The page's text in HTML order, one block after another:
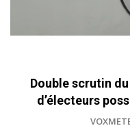
Double scrutin
d’électeurs